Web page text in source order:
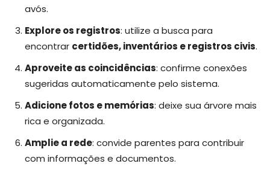
avós.
Explore os registros: utilize a busca para
encontrar certidões, inventários e registros civis.
Aproveite as coincidências: confirme conexões
sugeridas automaticamente pelo sistema.
Adicione fotos e memórias: deixe sua árvore mais
rica e organizada.
Amplie a rede: convide parentes para contribuir
com informações e documentos.